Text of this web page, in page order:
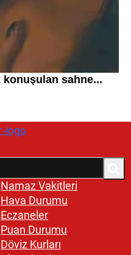
Namaz Vakitleri
Hava Durumu
Eczaneler
Puan Durumu
Döviz Kurları